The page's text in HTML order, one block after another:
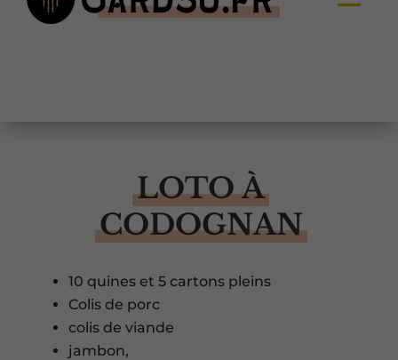
LOTO À
CODOGNAN
10 quines et 5 cartons pleins
Colis de porc
colis de viande
jambon,